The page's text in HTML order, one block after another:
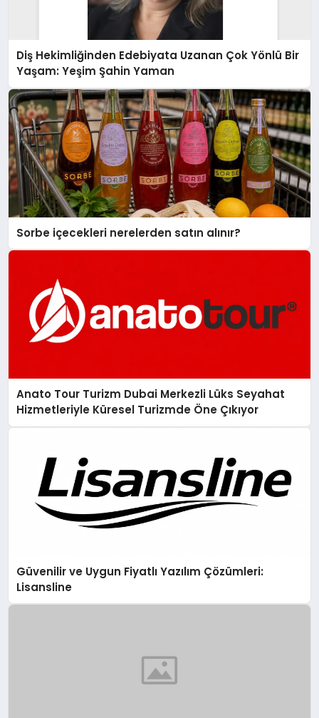
Diş Hekimliğinden Edebiyata Uzanan Çok Yönlü Bir
Yaşam: Yeşim Şahin Yaman
Sorbe içecekleri nerelerden satın alınır?
Anato Tour Turizm Dubai Merkezli Lüks Seyahat
Hizmetleriyle Küresel Turizmde Öne Çıkıyor
Güvenilir ve Uygun Fiyatlı Yazılım Çözümleri:
Lisansline